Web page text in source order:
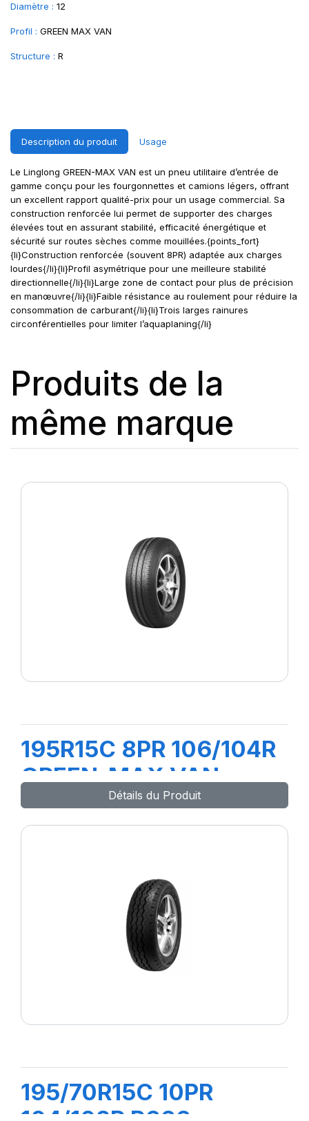
Diamètre : 12
Profil : GREEN MAX VAN
Structure : R
Description du produit Usage
Le Linglong GREEN-MAX VAN est un pneu utilitaire d’entrée de
gamme conçu pour les fourgonnettes et camions légers, offrant
un excellent rapport qualité-prix pour un usage commercial. Sa
construction renforcée lui permet de supporter des charges
élevées tout en assurant stabilité, efficacité énergétique et
sécurité sur routes sèches comme mouillées.{points_fort}
{li}Construction renforcée (souvent 8PR) adaptée aux charges
lourdes{/li}{li}Profil asymétrique pour une meilleure stabilité
directionnelle{/li}{li}Large zone de contact pour plus de précision
en manœuvre{/li}{li}Faible résistance au roulement pour réduire la
consommation de carburant{/li}{li}Trois larges rainures
circonférentielles pour limiter l’aquaplaning{/li}
Produits de la
même marque
195R15C 8PR 106/104R
GREEN-MAX VAN
Détails du Produit
195/70R15C 10PR